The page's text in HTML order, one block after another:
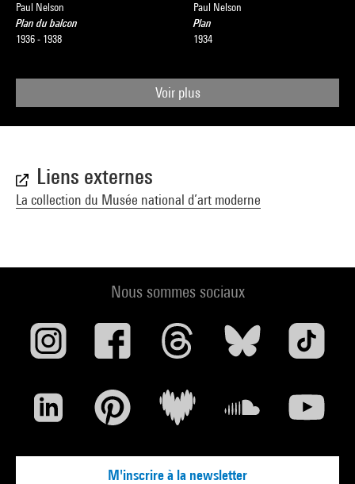
Paul Nelson
Plan du balcon
1936 - 1938
Paul Nelson
Plan
1934
Voir plus
Liens externes
La collection du Musée national d’art moderne
Nous sommes sociaux
M'inscrire à la newsletter